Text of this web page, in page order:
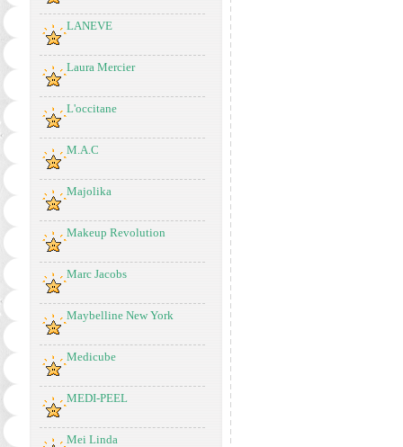
LANEVE
Laura Mercier
L'occitane
M.A.C
Majolika
Makeup Revolution
Marc Jacobs
Maybelline New York
Medicube
MEDI-PEEL
Mei Linda